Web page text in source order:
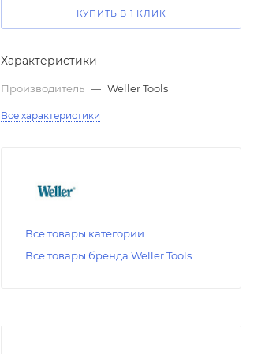
КУПИТЬ В 1 КЛИК
Характеристики
Производитель — Weller Tools
Все характеристики
Все товары категории
Все товары бренда Weller Tools